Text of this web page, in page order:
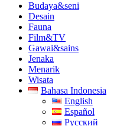
Budaya&seni
Desain
Fauna
Film&TV
Gawai&sains
Jenaka
Menarik
Wisata
Bahasa Indonesia
English
Español
Русский